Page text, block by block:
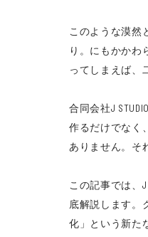
このような漠然
り。にもかかわ
ってしまえば、
合同会社J
作るだけでなく
ありません。そ
この記事では、
底解説します。
化」という新た